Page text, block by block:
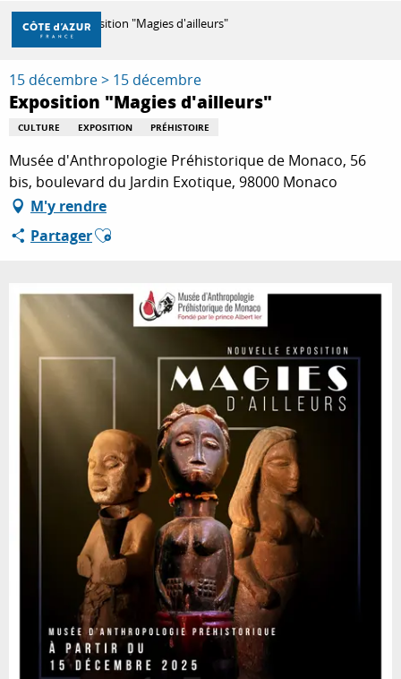
Aller
contenu
principal
DÉCOUVRIR
À FAIRE
SÉJOURNER
Accueil Exposition "Magies d'ailleurs"
15 décembre > 15 décembre
Exposition "Magies d'ailleurs"
CULTURE EXPOSITION PRÉHISTOIRE
Musée d'Anthropologie Préhistorique de Monaco, 56
bis, boulevard du Jardin Exotique, 98000 Monaco
M'y rendre
PartagerAjouter aux favoris